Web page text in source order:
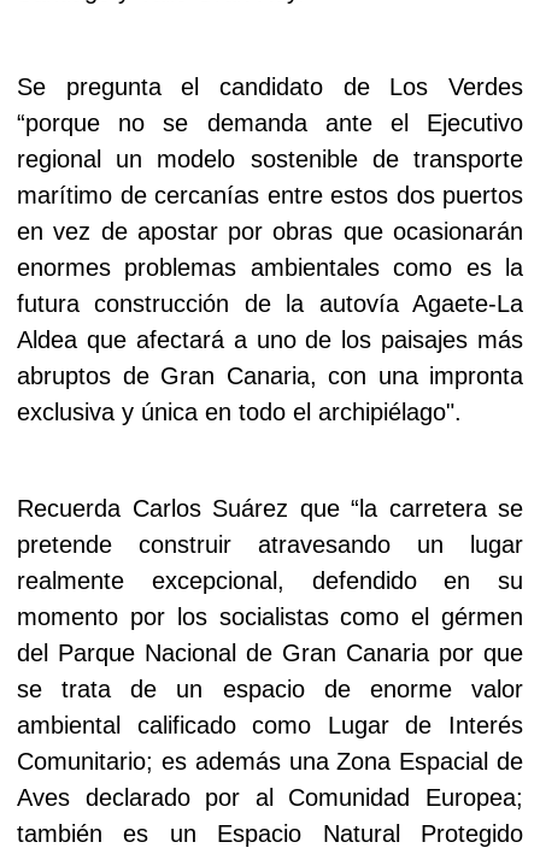
Se pregunta el candidato de Los Verdes
“porque no se demanda ante el Ejecutivo
regional un modelo sostenible de transporte
marítimo de cercanías entre estos dos puertos
en vez de apostar por obras que ocasionarán
enormes problemas ambientales como es la
futura construcción de la autovía Agaete-La
Aldea que afectará a uno de los paisajes más
abruptos de Gran Canaria, con una impronta
exclusiva y única en todo el archipiélago".
Recuerda Carlos Suárez que “la carretera se
pretende construir atravesando un lugar
realmente excepcional, defendido en su
momento por los socialistas como el gérmen
del Parque Nacional de Gran Canaria por que
se trata de un espacio de enorme valor
ambiental calificado como Lugar de Interés
Comunitario; es además una Zona Espacial de
Aves declarado por al Comunidad Europea;
también es un Espacio Natural Protegido